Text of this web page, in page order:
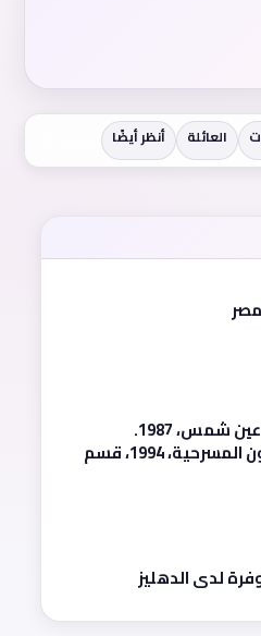
العائلة أنظر أيضًا
شمس، 1987.
* المعهد العالي للفنون المسرحية، 1994، قسم
لدى الدهليز